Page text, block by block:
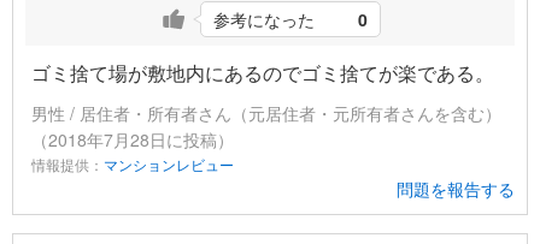
参考になった 0
ゴミ捨て場が敷地内にあるのでゴミ捨てが楽である。
男性 / 居住者・所有者さん（元居住者・元所有者さんを含む）
（2018年7月28日に投稿）
情報提供： マンションレビュー
問題を報告する